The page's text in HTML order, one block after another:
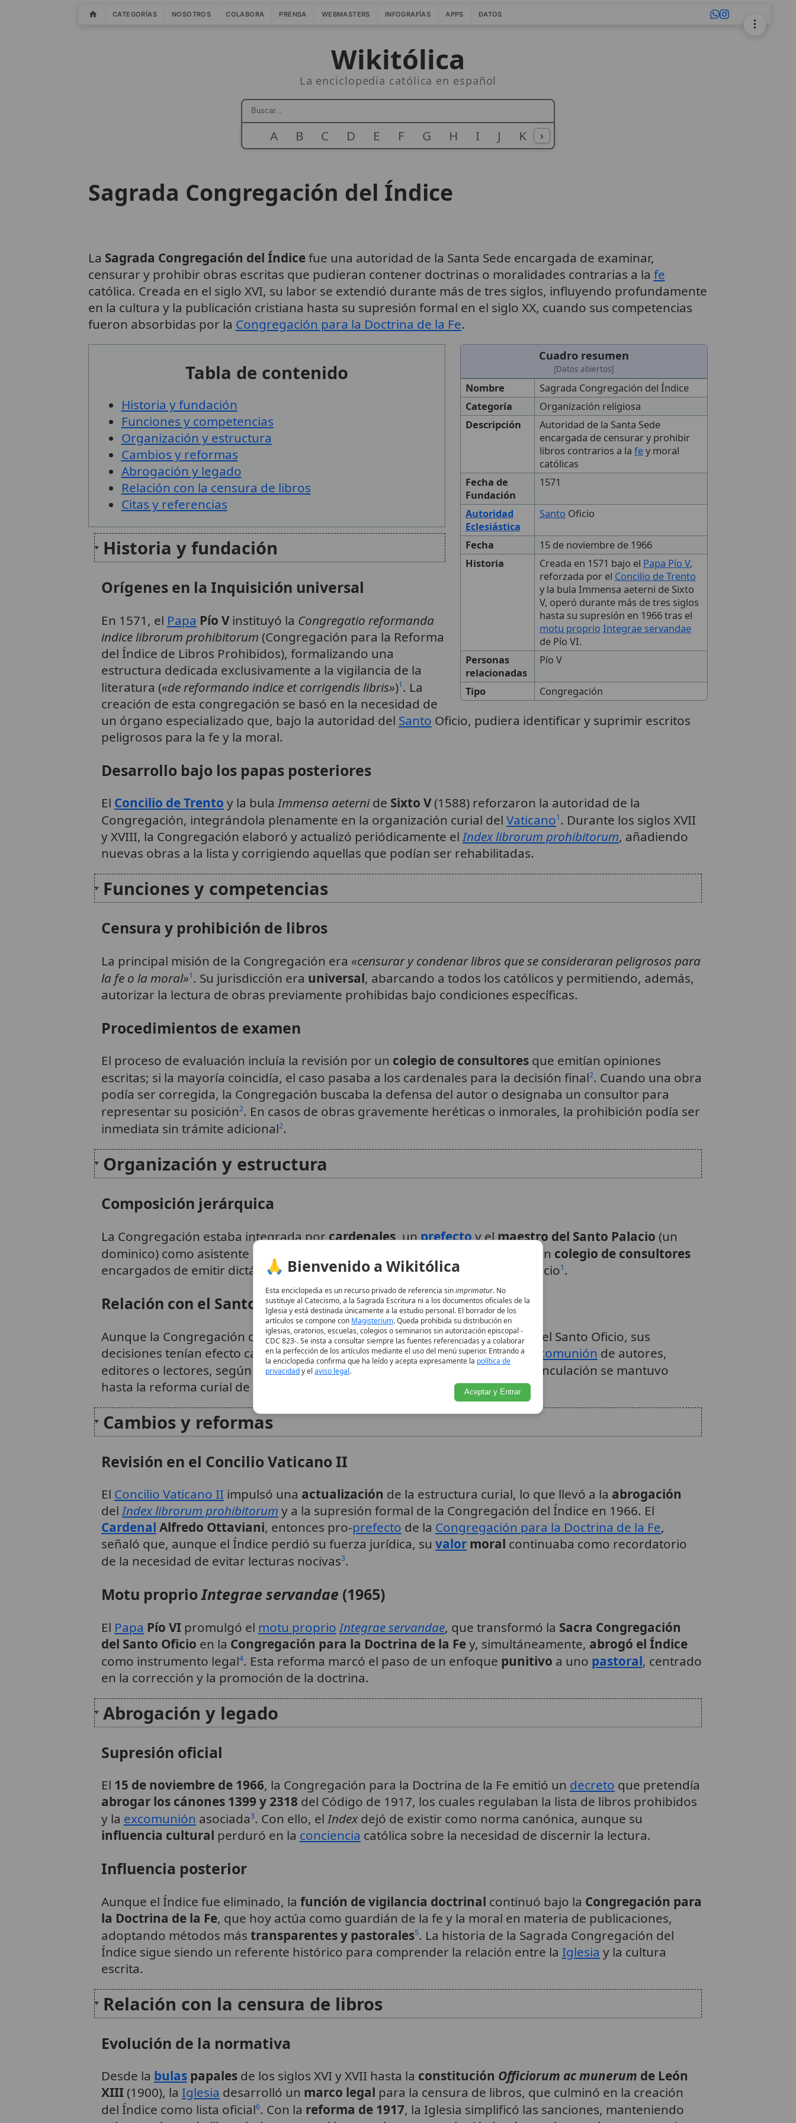
CATEGORÍAS NOSOTROS COLABORA PRENSA WEBMASTERS INFOGRAFÍAS APPS DATOS
Wikitólica
La enciclopedia católica en español
A B C D E F G H I J K L
›
Sagrada Congregación del Índice
La Sagrada Congregación del Índicefue una autoridad de la Santa Sede encargada de examinar,
censurar y prohibir obras escritas que pudieran contener doctrinas o moralidades contrarias a la fe
católica. Creada en el siglo XVI, su labor se extendió durante más de tres siglos, influyendo profundamente
en la cultura y la publicación cristiana hasta su supresión formal en el siglo XX, cuando sus competencias
fueron absorbidas por la Congregación para la Doctrina de la Fe.
Cuadro resumen
[Datos abiertos]
Nombre
Sagrada Congregación del Índice
Categoría
Organización religiosa
Descripción
Autoridad de la Santa Sede
encargada de censurar y prohibir
libros contrarios a la fey moral
católicas
Fecha de
Fundación
1571
Autoridad
Eclesiástica
Santo Oficio
Fecha
15 de noviembre de 1966
Historia
Creada en 1571 bajo el Papa Pío V,
reforzada por el Concilio de Trento
y la bula Immensa aeterni de Sixto
V, operó durante más de tres siglos
hasta su supresión en 1966 tras el
motu proprio Integrae servandae
de Pío VI.
Personas
relacionadas
Pío V
Tipo Congregación
Tabla de contenido
Historia y fundación
Funciones y competencias
Organización y estructura
Cambios y reformas
Abrogación y legado
Relación con la censura de libros
Citas y referencias
Historia y fundación
Orígenes en la Inquisición universal
En 1571, el Papa Pío Vinstituyó la Congregatio reformanda
indice librorum prohibitorum (Congregación para la Reforma
del Índice de Libros Prohibidos), formalizando una
estructura dedicada exclusivamente a la vigilancia de la
literatura («de reformando indice et corrigendis libris»)1. La
creación de esta congregación se basó en la necesidad de
un órgano especializado que, bajo la autoridad del Santo Oficio, pudiera identificar y suprimir escritos
peligrosos para la fe y la moral.
Desarrollo bajo los papas posteriores
El Concilio de Trento y la bulaImmensa aeternide Sixto V(1588) reforzaron la autoridad de la
Congregación, integrándola plenamente en la organización curial del Vaticano1. Durante los siglos XVII
y XVIII, la Congregación elaboró y actualizó periódicamente elIndex librorum prohibitorum, añadiendo
nuevas obras a la lista y corrigiendo aquellas que podían ser rehabilitadas.
Funciones y competencias
Censura y prohibición de libros
La principal misión de la Congregación era «censurar y condenar libros que se consideraran peligrosos para
la fe o la moral»1. Su jurisdicción era universal, abarcando a todos los católicos y permitiendo, además,
autorizar la lectura de obras previamente prohibidas bajo condiciones específicas.
Procedimientos de examen
El proceso de evaluación incluía la revisión por un colegio de consultoresque emitían opiniones
escritas; si la mayoría coincidía, el caso pasaba a los cardenales para la decisión final2. Cuando una obra
podía ser corregida, la Congregación buscaba la defensa del autor o designaba un consultor para
representar su posición2. En casos de obras gravemente heréticas o inmorales, la prohibición podía ser
inmediata sin trámite adicional2.
Organización y estructura
Composición jerárquica
La Congregación estaba integrada porcardenales, unprefectoy elmaestro del Santo Palacio (un
dominico) como asistente ex officio
y un colegio de consultores
encargados de emitir dictámenes técnicos sobre los libros sometidos a su juicio1.
Relación con el Santo Oficio
Aunque la Congregación del Índice funcionaba como una entidadauxiliar
del Santo Oficio, sus
decisiones tenían efecto canónico y podían derivar en sanciones como la excomunión de autores,
editores o lectores, según la legislación vigente hasta 1917
. Esta estrecha vinculación se mantuvo
hasta la reforma curial de la década de 1960.
Cambios y reformas
Revisión en el Concilio Vaticano II
El Concilio Vaticano IIimpulsó una actualización de la estructura curial, lo que llevó a la abrogación
delIndex librorum prohibitorum y a la supresión formal de la Congregación del Índice en 1966. El
Cardenal Alfredo Ottaviani, entonces pro-prefecto de la Congregación para la Doctrina de la Fe,
señaló que, aunque el Índice perdió su fuerza jurídica, su valormoral continuaba como recordatorio
de la necesidad de evitar lecturas nocivas3.
Motu proprioIntegrae servandae (1965)
El Papa Pío VIpromulgó el motu proprio Integrae servandae, que transformó la Sacra Congregación
del Santo Oficio en la Congregación para la Doctrina de la Fey, simultáneamente, abrogó el Índice
como instrumento legal4. Esta reforma marcó el paso de un enfoque punitivo a uno pastoral, centrado
en la corrección y la promoción de la doctrina.
Abrogación y legado
Supresión oficial
El 15 de noviembre de 1966, la Congregación para la Doctrina de la Fe emitió un decreto que pretendía
abrogar los cánones 1399 y 2318 del Código de 1917, los cuales regulaban la lista de libros prohibidos
y la excomunión asociada3. Con ello, elIndexdejó de existir como norma canónica, aunque su
influencia cultural perduró en la conciencia católica sobre la necesidad de discernir la lectura.
Influencia posterior
Aunque el Índice fue eliminado, la función de vigilancia doctrinal continuó bajo la Congregación para
la Doctrina de la Fe, que hoy actúa como guardián de la fe y la moral en materia de publicaciones,
adoptando métodos más transparentes y pastorales5. La historia de la Sagrada Congregación del
Índice sigue siendo un referente histórico para comprender la relación entre la Iglesia y la cultura
escrita.
Relación con la censura de libros
Evolución de la normativa
Desde la bulaspapalesde los siglos XVI y XVII hasta la constitución Officiorum ac munerum de León
XIII(1900), la Iglesia desarrolló un marco legal para la censura de libros, que culminó en la creación
del Índice como lista oficial6. Con la reforma de 1917, la Iglesia simplificó las sanciones, manteniendo
🙏 Bienvenido a Wikitólica
Esta enciclopedia es un recurso privado de referencia sinimprimatur. No
sustituye al Catecismo, a la Sagrada Escritura ni a los documentos oficiales de la
Iglesia y está destinada únicamente a la estudio personal. El borrador de los
artículos se compone con Magisterium. Queda prohibida su distribución en
iglesias, oratorios, escuelas, colegios o seminarios sin autorización episcopal -
CDC 823-. Se insta a consultar siempre las fuentes referenciadas y a colaborar
en la perfección de los artículos mediante el uso del menú superior. Entrando a
la enciclopedia confirma que ha leído y acepta expresamente la política de
privacidady el aviso legal.
Aceptar y Entrar